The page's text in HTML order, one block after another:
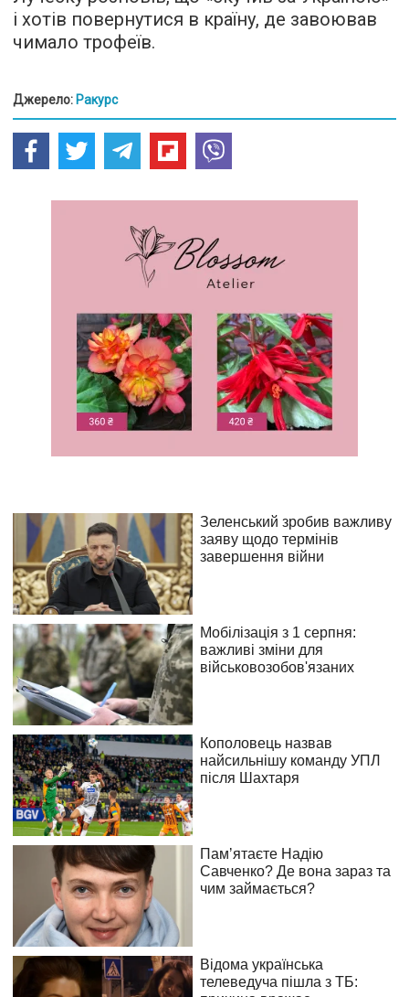
і хотів повернутися в країну, де завоював
чимало трофеїв.
Джерело: Ракурс